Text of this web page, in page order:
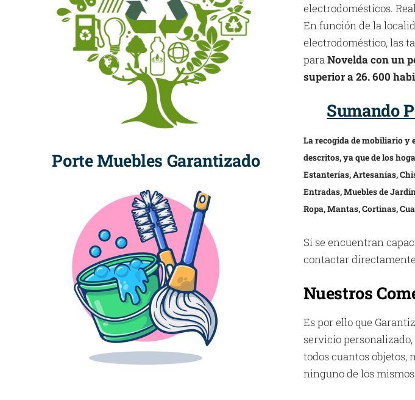
Porte Muebles Garantizado
electrodomésticos.
En función de la
electrodoméstico, las
paraNovelda con un
superior a 26. 600
Sumando
La recogida de mobiliario y
descritos, ya que de los
Estanterías, Artesanías,
Entradas, Muebles de
Ropa, Mantas, Cortinas,
Si se encuentran
contactar
Nuestros
Es por ello que
servicio
todos cuantos objetos,
ninguno de los